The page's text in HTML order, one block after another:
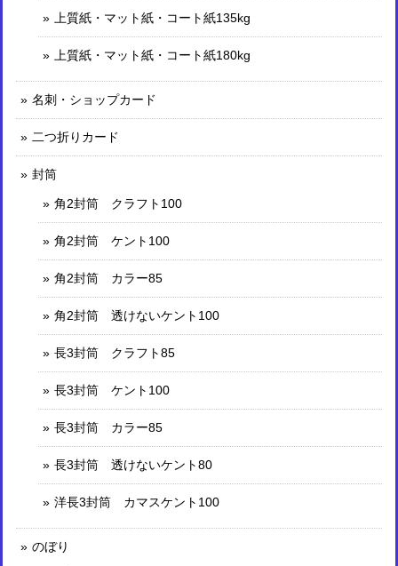
上質紙・マット紙・コート紙135kg
上質紙・マット紙・コート紙180kg
名刺・ショップカード
二つ折りカード
封筒
角2封筒 クラフト100
角2封筒 ケント100
角2封筒 カラー85
角2封筒 透けないケント100
長3封筒 クラフト85
長3封筒 ケント100
長3封筒 カラー85
長3封筒 透けないケント80
洋長3封筒 カマスケント100
のぼり